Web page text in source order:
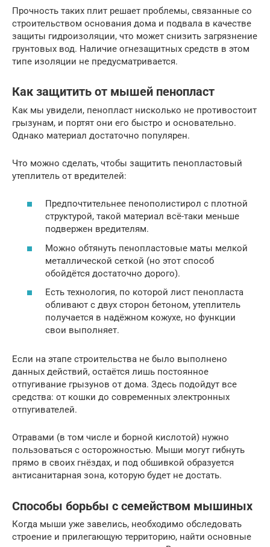
Прочность таких плит решает проблемы, связанные со
строительством основания дома и подвала в качестве
защиты гидроизоляции, что может снизить загрязнение
грунтовых вод. Наличие огнезащитных средств в этом
типе изоляции не предусматривается.
Как защитить от мышей пенопласт
Как мы увидели, пенопласт нисколько не противостоит
грызунам, и портят они его быстро и основательно.
Однако материал достаточно популярен.
Что можно сделать, чтобы защитить пенопластовый
утеплитель от вредителей:
Предпочтительнее пенополистирол с плотной
структурой, такой материал всё-таки меньше
подвержен вредителям.
Можно обтянуть пенопластовые маты мелкой
металлической сеткой (но этот способ
обойдётся достаточно дорого).
Есть технология, по которой лист пенопласта
обливают с двух сторон бетоном, утеплитель
получается в надёжном кожухе, но функции
свои выполняет.
Если на этапе строительства не было выполнено
данных действий, остаётся лишь постоянное
отпугивание грызунов от дома. Здесь подойдут все
средства: от кошки до современных электронных
отпугивателей.
Отравами (в том числе и борной кислотой) нужно
пользоваться с осторожностью. Мыши могут гибнуть
прямо в своих гнёздах, и под обшивкой образуется
антисанитарная зона, которую будет не достать.
Способы борьбы с семейством мышиных
Когда мыши уже завелись, необходимо обследовать
строение и прилегающую территорию, найти основные